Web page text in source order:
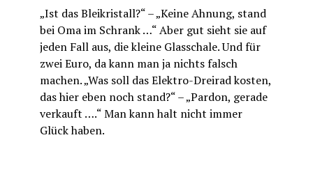
„Ist das Bleikristall?“ – „Keine Ahnung, stand
bei Oma im Schrank …“ Aber gut sieht sie auf
jeden Fall aus, die kleine Glasschale. Und für
zwei Euro, da kann man ja nichts falsch
machen. „Was soll das Elektro-Dreirad kosten,
das hier eben noch stand?“ – „Pardon, gerade
verkauft ….“ Man kann halt nicht immer
Glück haben.